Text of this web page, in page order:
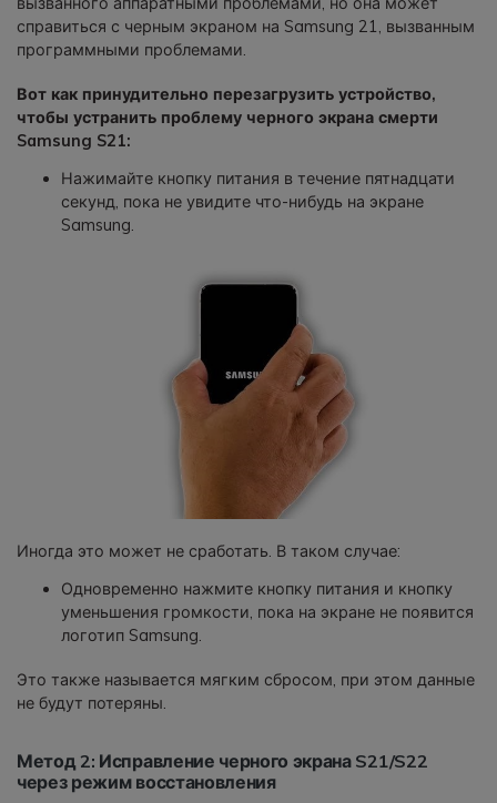
справиться с черным экраном на Samsung 21, вызванным
программными проблемами.
Вот как принудительно перезагрузить устройство,
чтобы устранить проблему черного экрана смерти
Samsung S21:
Нажимайте кнопку питания в течение пятнадцати
секунд, пока не увидите что-нибудь на экране
Samsung.
Иногда это может не сработать. В таком случае:
Одновременно нажмите кнопку питания и кнопку
уменьшения громкости, пока на экране не появится
логотип Samsung.
Это также называется мягким сбросом, при этом данные
не будут потеряны.
Метод 2: Исправление черного экрана S21/S22
через режим восстановления